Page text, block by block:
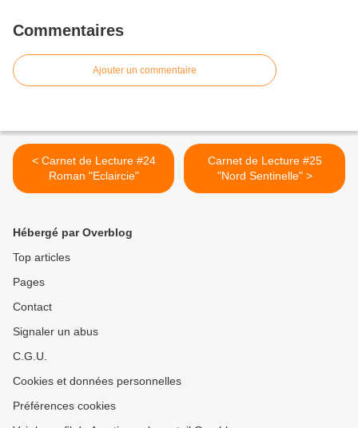
Commentaires
Ajouter un commentaire
< Carnet de Lecture #24
Roman "Eclaircie"
Carnet de Lecture #25
"Nord Sentinelle" >
Hébergé par Overblog
Top articles
Pages
Contact
Signaler un abus
C.G.U.
Cookies et données personnelles
Préférences cookies